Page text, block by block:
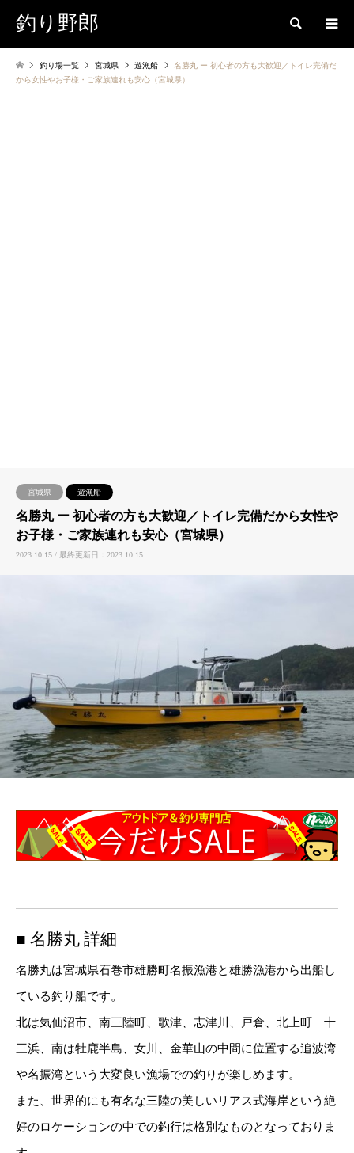
釣り野郎 検索
釣り場一覧 宮城県 遊漁船
名勝丸 ー 初心者の方も大歓迎／トイレ完備だ
から女性やお子様・ご家族連れも安心（宮城県）
宮城県 遊漁船
名勝丸 ー 初心者の方も大歓迎／トイレ完備だから女性や
お子様・ご家族連れも安心（宮城県）
2023.10.15 / 最終更新日：2023.10.15
■ 名勝丸 詳細
名勝丸は宮城県石巻市雄勝町名振漁港と雄勝漁港から出船し
ている釣り船です。
北は気仙沼市、南三陸町、歌津、志津川、戸倉、北上町 十
三浜、南は牡鹿半島、女川、金華山の中間に位置する追波湾
や名振湾という大変良い漁場での釣りが楽しめます。
また、世界的にも有名な三陸の美しいリアス式海岸という絶
好のロケーションの中での釣行は格別なものとなっておりま